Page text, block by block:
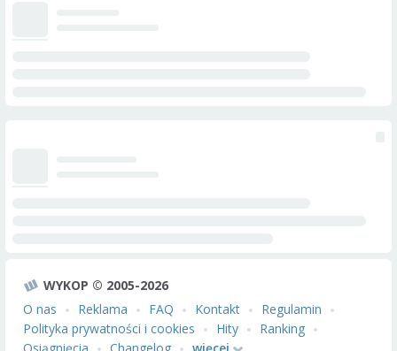
WYKOP © 2005-2026
O nas
Reklama FAQ Kontakt
Regulamin
Polityka prywatności i cookies
Hity
Ranking